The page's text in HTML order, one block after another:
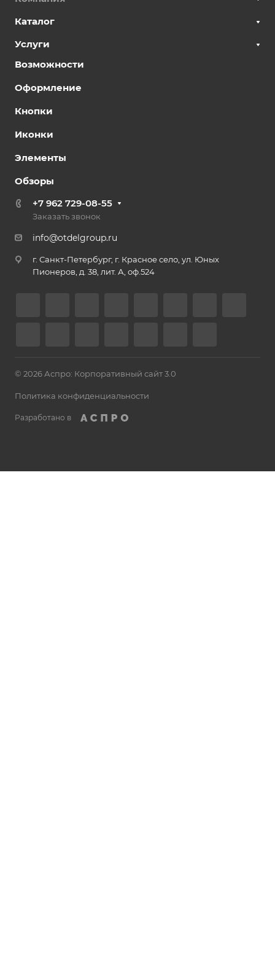
Каталог
Услуги
Возможности
Оформление
Кнопки
Иконки
Элементы
Обзоры
+7 962 729-08-55
Заказать звонок
info@otdelgroup.ru
г. Санкт-Петербург, г. Красное село, ул. Юных
Пионеров, д. 38, лит. А, оф.524
© 2026 Аспро: Корпоративный сайт 3.0
Политика конфиденциальности
Разработано в